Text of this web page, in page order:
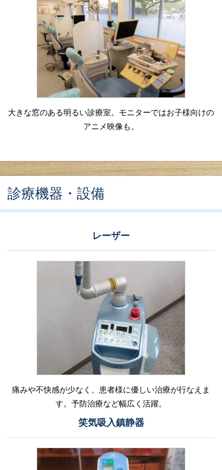
大きな窓のある明るい診療室。モニターではお子様向けの
アニメ映像も。
診療機器・設備
レーザー
痛みや不快感が少なく、患者様に優しい治療が行なえま
す。予防治療など幅広く活躍。
笑気吸入鎮静器